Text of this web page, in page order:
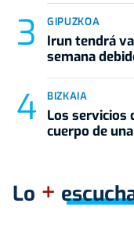
GIPUZKOA
Irun tendrá
semana
BIZKAIA
Los servicios
cuerpo de
Lo +